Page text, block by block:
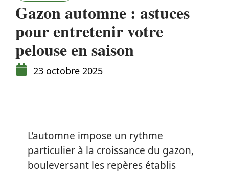
Gazon automne : astuces
pour entretenir votre
pelouse en saison
23 octobre 2025
L’automne impose un rythme
particulier à la croissance du gazon,
bouleversant les repères établis